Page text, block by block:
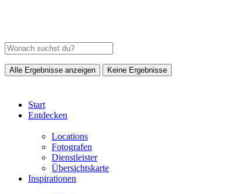
Alle Ergebnisse anzeigen Keine Ergebnisse
Start
Entdecken
Locations
Fotografen
Dienstleister
Übersichtskarte
Inspirationen